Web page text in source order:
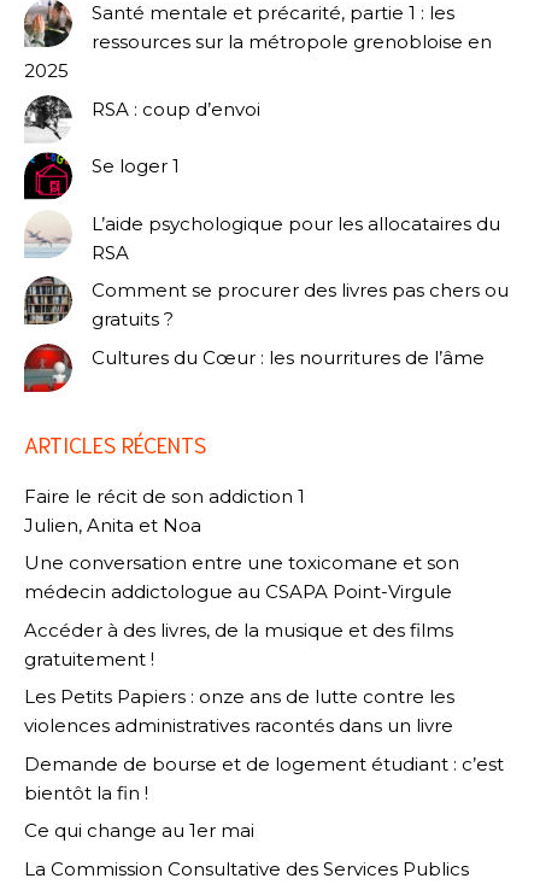
Santé mentale et précarité, partie 1 : les
ressources sur la métropole grenobloise en
2025
RSA : coup d’envoi
Se loger 1
L’aide psychologique pour les allocataires du
RSA
Comment se procurer des livres pas chers ou
gratuits ?
Cultures du Cœur : les nourritures de l’âme
ARTICLES RÉCENTS
Faire le récit de son addiction 1
Julien, Anita et Noa
Une conversation entre une toxicomane et son
médecin addictologue au CSAPA Point-Virgule
Accéder à des livres, de la musique et des films
gratuitement !
Les Petits Papiers : onze ans de lutte contre les
violences administratives racontés dans un livre
Demande de bourse et de logement étudiant : c’est
bientôt la fin !
Ce qui change au 1er mai
La Commission Consultative des Services Publics